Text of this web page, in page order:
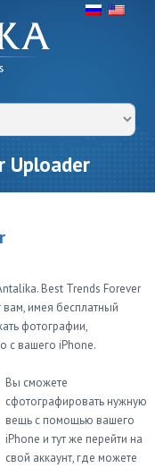
Uploader
Best Trends Forever
имея бесплатный
фотографии,
с вашего iPhone.
Вы сможете
сфотографировать нужную
вещь с помощью вашего
iPhone и тут же перейти на
свой аккаунт, где можете